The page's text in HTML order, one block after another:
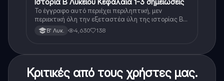
Ιστορία
Το έγγραφο αυτό περιέχει περιληπτική, μεν
περιεκτική όλη την εξεταστέα ύλη της ιστορίας Β
λυκείου για τα πρώτα 3 Κεφάλαια, δηλαδή την
μισή ύλη. Το έγγραφο έχει γραφτεί με προσοχή και
Β' Λυκ. 4,630 138
Κριτικές από τους χρήστες μας.